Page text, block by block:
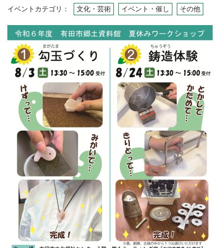
イベントカテゴリ： 文化・芸術 イベント・催し その他